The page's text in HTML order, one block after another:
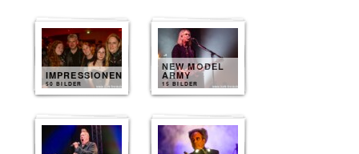
IMPRESSIONEN
50 BILDER
NEW MODEL
ARMY
15 BILDER